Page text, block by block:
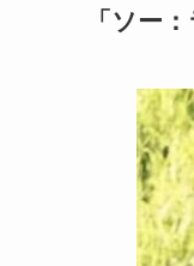
「ソー